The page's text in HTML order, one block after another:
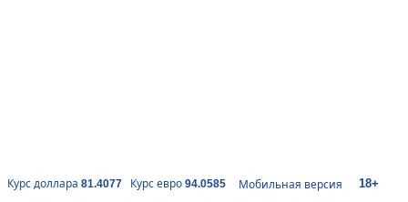
Курс доллара 81.4077 Курс евро 94.0585 Мобильная версия 18+